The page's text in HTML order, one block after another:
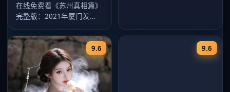
在线免费看《苏州真相篇》
完整版：2021年厦门发
彤、张家辉…
起…
9.6 9.6